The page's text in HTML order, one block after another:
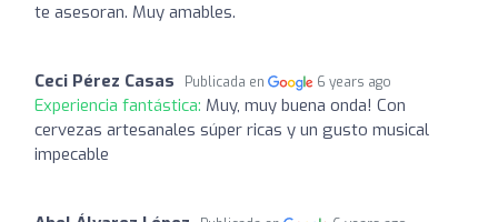
te asesoran. Muy amables.
Ceci Pérez Casas Publicada en 6 years ago
Experiencia fantástica: Muy, muy buena onda! Con
cervezas artesanales súper ricas y un gusto musical
impecable